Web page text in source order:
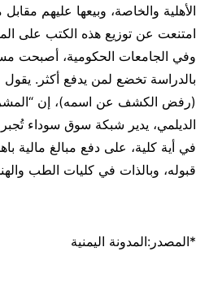
الأهلية والخاصة، وبيعها عليهم مقابل
امتنعت عن توزيع هذه الكتب على
وفي الجامعات الحكومية، أصبحت
بالدراسة تخضع لمن يدفع أكثر.
(رفض الكشف عن اسمه)، إن
الديلمي، يدير شبكة سوق سوداء
في أية كلية، على دفع مبالغ مالية
قبوله، وبالذات في كليات الطب
*المصدر:المدونة اليمنية